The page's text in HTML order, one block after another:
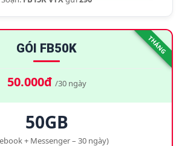
THÁNG
GÓI FB50K
50.000đ /30 ngày
50GB
+ Messenger – 30 ngày)